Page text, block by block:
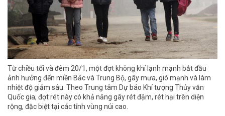
Từ chiều tối và đêm 20/1, một đợt không khí lạnh mạnh bắt đầu
ảnh hưởng đến miền Bắc và Trung Bộ, gây mưa, gió mạnh và làm
nhiệt độ giảm sâu. Theo Trung tâm Dự báo Khí tượng Thủy văn
Quốc gia, đợt rét này có khả năng gây rét đậm, rét hại trên diện
rộng, đặc biệt tại các tỉnh vùng núi cao.